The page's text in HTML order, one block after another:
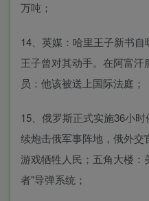
万吨；
14、英媒：哈里王子新书
王子曾对其动手。在阿富
员：他该被送上国际法庭；
15、俄罗斯正式实施36小
续炮击俄军事阵地，俄外
游戏牺牲人民；五角大楼
者"导弹系统；